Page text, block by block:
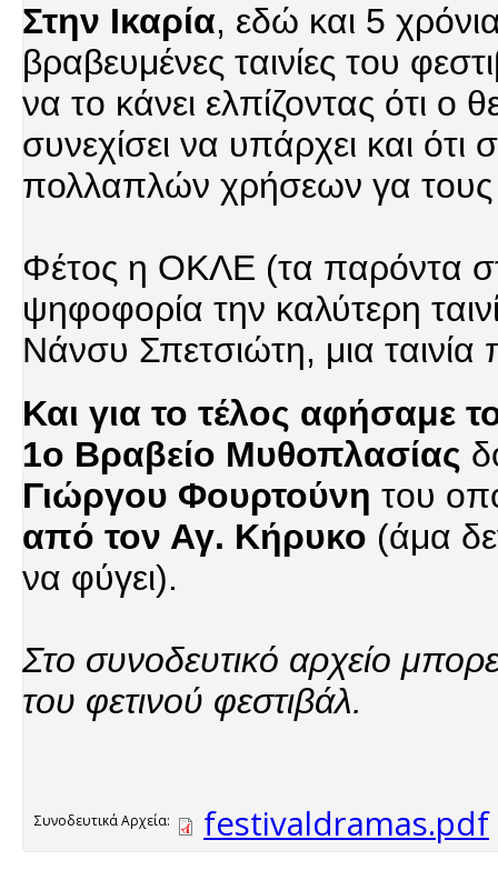
Στην Ικαρία, εδώ και 5
βραβευμένες ταινίες του
να το κάνει ελπίζοντας ότι ο
συνεχίσει να υπάρχει και
πολλαπλών χρήσεων γα τους
Φέτος η ΟΚΛΕ (τα παρόντα
ψηφοφορία την καλύτερη
Νάνσυ Σπετσιώτη, μια
Και για το τέλος αφήσαμε
1ο Βραβείο Μυθοπλασίας
Γιώργου Φουρτούνη του
από τον Αγ. Κήρυκο (άμα
να φύγει).
Στο συνοδευτικό αρχείο
του φετινού φεστιβάλ.
Συνοδευτικά Αρχεία: festivaldramas.pdf